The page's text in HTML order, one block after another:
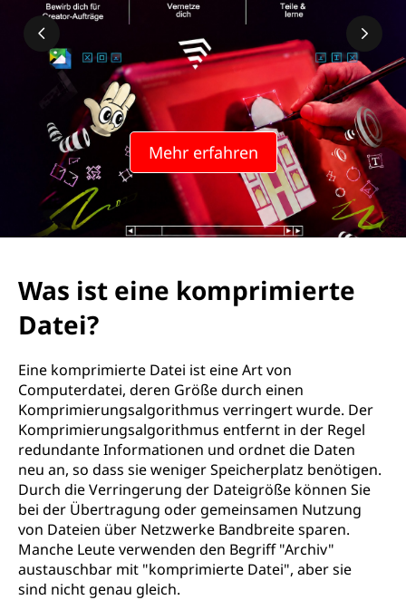
Mehr erfahren
Was ist eine komprimierte
Datei?
Eine komprimierte Datei ist eine Art von
Computerdatei, deren Größe durch einen
Komprimierungsalgorithmus verringert wurde. Der
Komprimierungsalgorithmus entfernt in der Regel
redundante Informationen und ordnet die Daten
neu an, so dass sie weniger Speicherplatz benötigen.
Durch die Verringerung der Dateigröße können Sie
bei der Übertragung oder gemeinsamen Nutzung
von Dateien über Netzwerke Bandbreite sparen.
Manche Leute verwenden den Begriff "Archiv"
austauschbar mit "komprimierte Datei", aber sie
sind nicht genau gleich.